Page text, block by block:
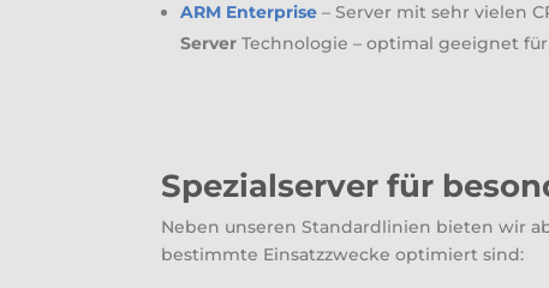
ARM Enterprise – Server mit sehr vielen
Server Technologie – optimal geeignet
Spezialserver für
Neben unseren Standardlinien bieten wir
bestimmte Einsatzzwecke optimiert sind: